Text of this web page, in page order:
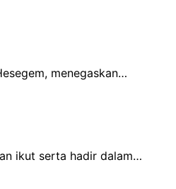
menegaskan…
ikut serta hadir dalam…